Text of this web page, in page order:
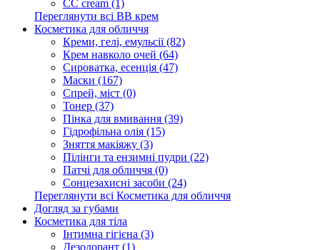
CC cream (1)
Переглянути всі BB крем
Косметика для обличчя
Креми, гелі, емульсії (82)
Крем навколо очей (64)
Сироватка, есенція (47)
Маски (167)
Спрей, міст (0)
Тонер (37)
Пінка для вмивання (39)
Гідрофільна олія (15)
Зняття макіяжу (3)
Пілінги та ензимні пудри (22)
Патчі для обличчя (0)
Сонцезахисні засоби (24)
Переглянути всі Косметика для обличчя
Догляд за губами
Косметика для тіла
Інтимна гігієна (3)
Дезодорант (1)